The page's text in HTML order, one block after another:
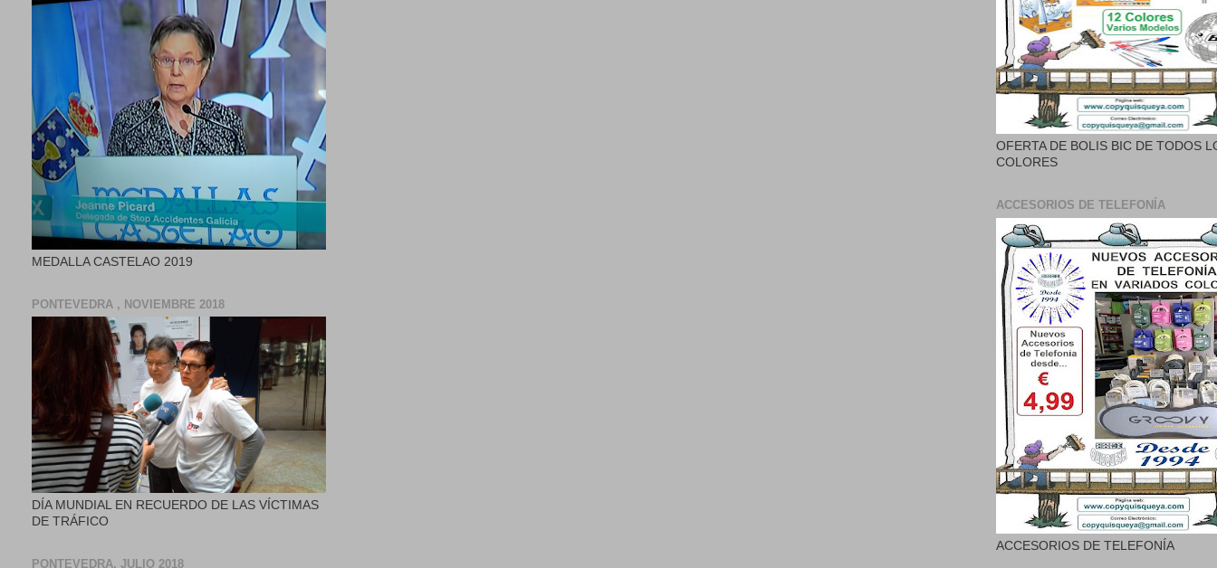
MEDALLA CASTELAO 2019
PONTEVEDRA , NOVIEMBRE 2018
DÍA MUNDIAL EN RECUERDO DE LAS VÍCTIMAS
DE TRÁFICO
PONTEVEDRA, JULIO 2018
OFERTA DE BOLIS BIC DE TODOS
COLORES
ACCESORIOS DE TELEFONÍA
ACCESORIOS DE TELEFONÍA